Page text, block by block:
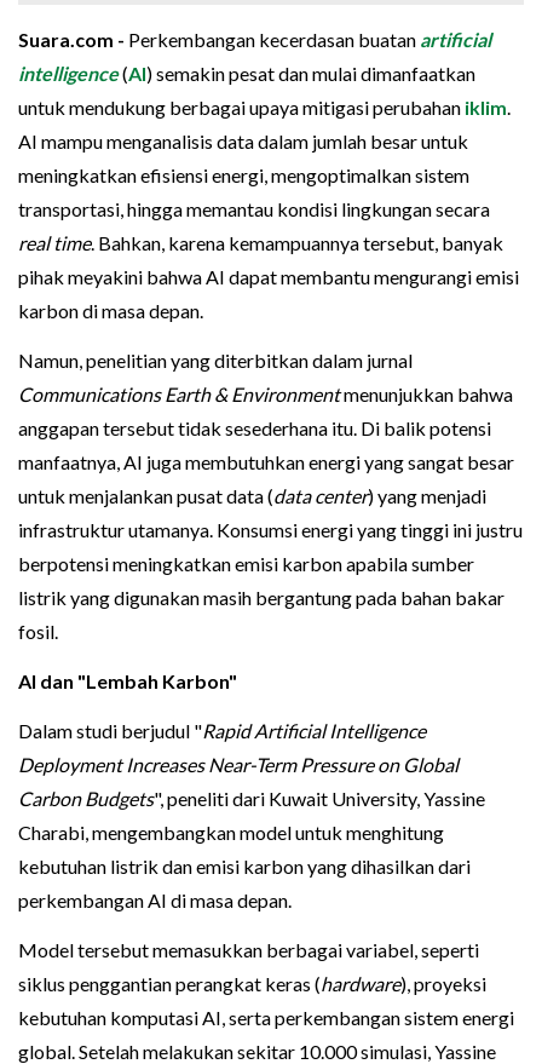
Suara.com - Perkembangan kecerdasan buatan artificial
intelligence(AI) semakin pesat dan mulai dimanfaatkan
untuk mendukung berbagai upaya mitigasi perubahan iklim
AI mampu menganalisis data dalam jumlah besar untuk
meningkatkan efisiensi energi, mengoptimalkan sistem
transportasi, hingga memantau kondisi lingkungan secara
real time. Bahkan, karena kemampuannya tersebut, banyak
pihak meyakini bahwa AI dapat membantu mengurangi emisi
karbon di masa depan.
Namun, penelitian yang diterbitkan dalam jurnal
Communications Earth & Environmentmenunjukkan bahwa
anggapan tersebut tidak sesederhana itu. Di balik potensi
manfaatnya, AI juga membutuhkan energi yang sangat besar
untuk menjalankan pusat data (data center) yang menjadi
infrastruktur utamanya. Konsumsi energi yang tinggi ini justru
berpotensi meningkatkan emisi karbon apabila sumber
listrik yang digunakan masih bergantung pada bahan bakar
fosil.
AI dan "Lembah Karbon"
Dalam studi berjudul "Rapid Artificial Intelligence
Deployment Increases Near-Term Pressure on Global
Carbon Budgets", peneliti dari Kuwait University, Yassine
Charabi, mengembangkan model untuk menghitung
kebutuhan listrik dan emisi karbon yang dihasilkan dari
perkembangan AI di masa depan.
Model tersebut memasukkan berbagai variabel, seperti
siklus penggantian perangkat keras (hardware), proyeksi
kebutuhan komputasi AI, serta perkembangan sistem energi
global. Setelah melakukan sekitar 10.000 simulasi, Yassine